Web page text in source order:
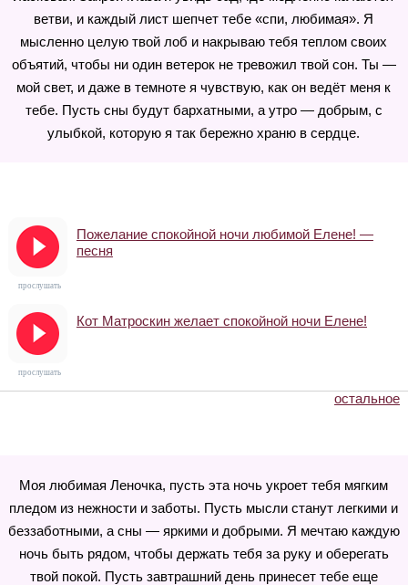
ветви, и каждый лист шепчет тебе «спи, любимая». Я
мысленно целую твой лоб и накрываю тебя теплом своих
объятий, чтобы ни один ветерок не тревожил твой сон. Ты —
мой свет, и даже в темноте я чувствую, как он ведёт меня к
тебе. Пусть сны будут бархатными, а утро — добрым, с
улыбкой, которую я так бережно храню в сердце.
Пожелание спокойной ночи любимой Елене! —
песня
прослушать
Кот Матроскин желает спокойной ночи Елене!
прослушать
остальное
Моя любимая Леночка, пусть эта ночь укроет тебя мягким
пледом из нежности и заботы. Пусть мысли станут легкими и
беззаботными, а сны — яркими и добрыми. Я мечтаю каждую
ночь быть рядом, чтобы держать тебя за руку и оберегать
твой покой. Пусть завтрашний день принесет тебе еще